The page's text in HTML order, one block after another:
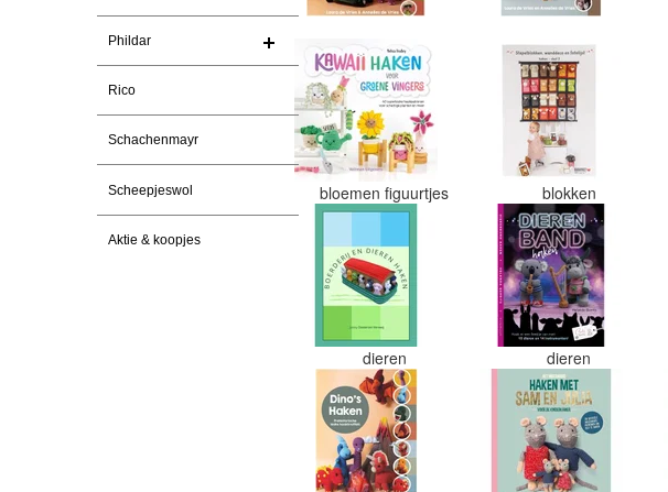
Phildar
Rico
Schachenmayr
Scheepjeswol
Aktie & koopjes
bloemen figuurtjes blokken
dieren dieren